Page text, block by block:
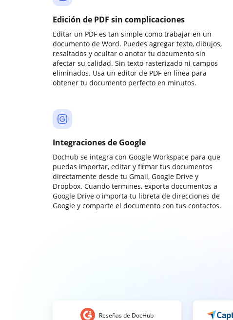
Edición de PDF sin complicaciones
Editar un PDF es tan simple como trabajar en un
documento de Word. Puedes agregar texto, dibujos,
resaltados y ocultar o anotar tu documento sin
afectar su calidad. Sin texto rasterizado ni campos
eliminados. Usa un editor de PDF en línea para
obtener tu documento perfecto en minutos.
Integraciones de Google
DocHub se integra con Google Workspace para que
puedas importar, editar y firmar tus documentos
directamente desde tu Gmail, Google Drive y
Dropbox. Cuando termines, exporta documentos a
Google Drive o importa tu libreta de direcciones de
Google y comparte el documento con tus contactos.
Reseñas de DocHub